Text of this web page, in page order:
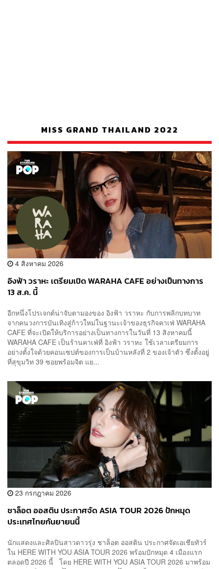
MISS GRAND THAILAND 2022
4 สิงหาคม 2026
อิงฟ้า วราหะ เตรียมเปิด WARAHA CAFE อย่างเป็นทางการ
13 ส.ค. นี้
อีกหนึ่งโปรเจกต์น่าจับตามองของ อิงฟ้า วราหะ กับการพลิกบทบาท
จากคนวงการบันเทิงสู่ก้าวใหม่ในฐานะเจ้าของธุรกิจคาเฟ่ WARAHA
CAFE ที่จะเปิดให้บริการอย่างเป็นทางการในวันที่ 13 สิงหาคมนี้
WARAHA CAFE เป็นร้านคาเฟ่ที่ อิงฟ้า วราหะ ใช้เวลาเตรียมการ
อย่างตั้งใจด้วยคอนเซปต์ของการเป็นบ้านหลังที่ 2 ของเจ้าตัว ซึ่งตั้งอยู่
ที่สุขุมวิท 39 ซอยพร้อมจิต แย...
23 กรกฎาคม 2026
ชาล็อต ออสติน ประกาศจัด ASIA TOUR 2026 ปักหมุด
ประเทศไทยกันยายนนี้
นักแสดงและศิลปินสาวดาวรุ่ง ชาล็อต ออสติน ประกาศจัดเอเชียทัวร์
ใน HERE WITH YOU ASIA TOUR 2026 พร้อมปักหมุด 4 เมืองแรก
ตลอดปี 2026 นี้ โดย HERE WITH YOU ASIA TOUR 2026 มาพร้อม